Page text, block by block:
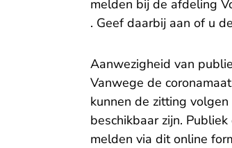
melden bij de afdeling
- U verlaat Rechtspraak.nl
. Geef daarbij aan of u
Aanwezigheid van
Vanwege de
kunnen de zitting
beschikbaar zijn.
melden via dit online